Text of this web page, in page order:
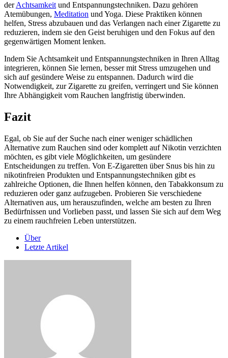
derAchtsamkeit und Entspannungstechniken. Dazu gehören
Atemübungen, Meditation und Yoga. Diese Praktiken können
helfen, Stress abzubauen und das Verlangen nach einer Zigarette zu
reduzieren, indem sie den Geist beruhigen und den Fokus auf den
gegenwärtigen Moment lenken.
Indem Sie Achtsamkeit und Entspannungstechniken in Ihren Alltag
integrieren, können Sie lernen, besser mit Stress umzugehen und
sich auf gesündere Weise zu entspannen. Dadurch wird die
Notwendigkeit, zur Zigarette zu greifen, verringert und Sie können
Ihre Abhängigkeit vom Rauchen langfristig überwinden.
Fazit
Egal, ob Sie auf der Suche nach einer weniger schädlichen
Alternative zum Rauchen sind oder komplett auf Nikotin verzichten
möchten, es gibt viele Möglichkeiten, um gesündere
Entscheidungen zu treffen. Von E-Zigaretten über Snus bis hin zu
nikotinfreien Produkten und Entspannungstechniken gibt es
zahlreiche Optionen, die Ihnen helfen können, den Tabakkonsum zu
reduzieren oder ganz aufzugeben. Probieren Sie verschiedene
Alternativen aus, um herauszufinden, welche am besten zu Ihren
Bedürfnissen und Vorlieben passt, und lassen Sie sich auf dem Weg
zu einem rauchfreien Leben unterstützen.
Über
Letzte Artikel